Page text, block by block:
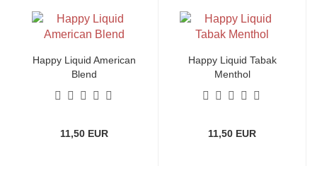
Happy Liquid American
Blend
11,50 EUR
Happy Liquid Tabak
Menthol
11,50 EUR